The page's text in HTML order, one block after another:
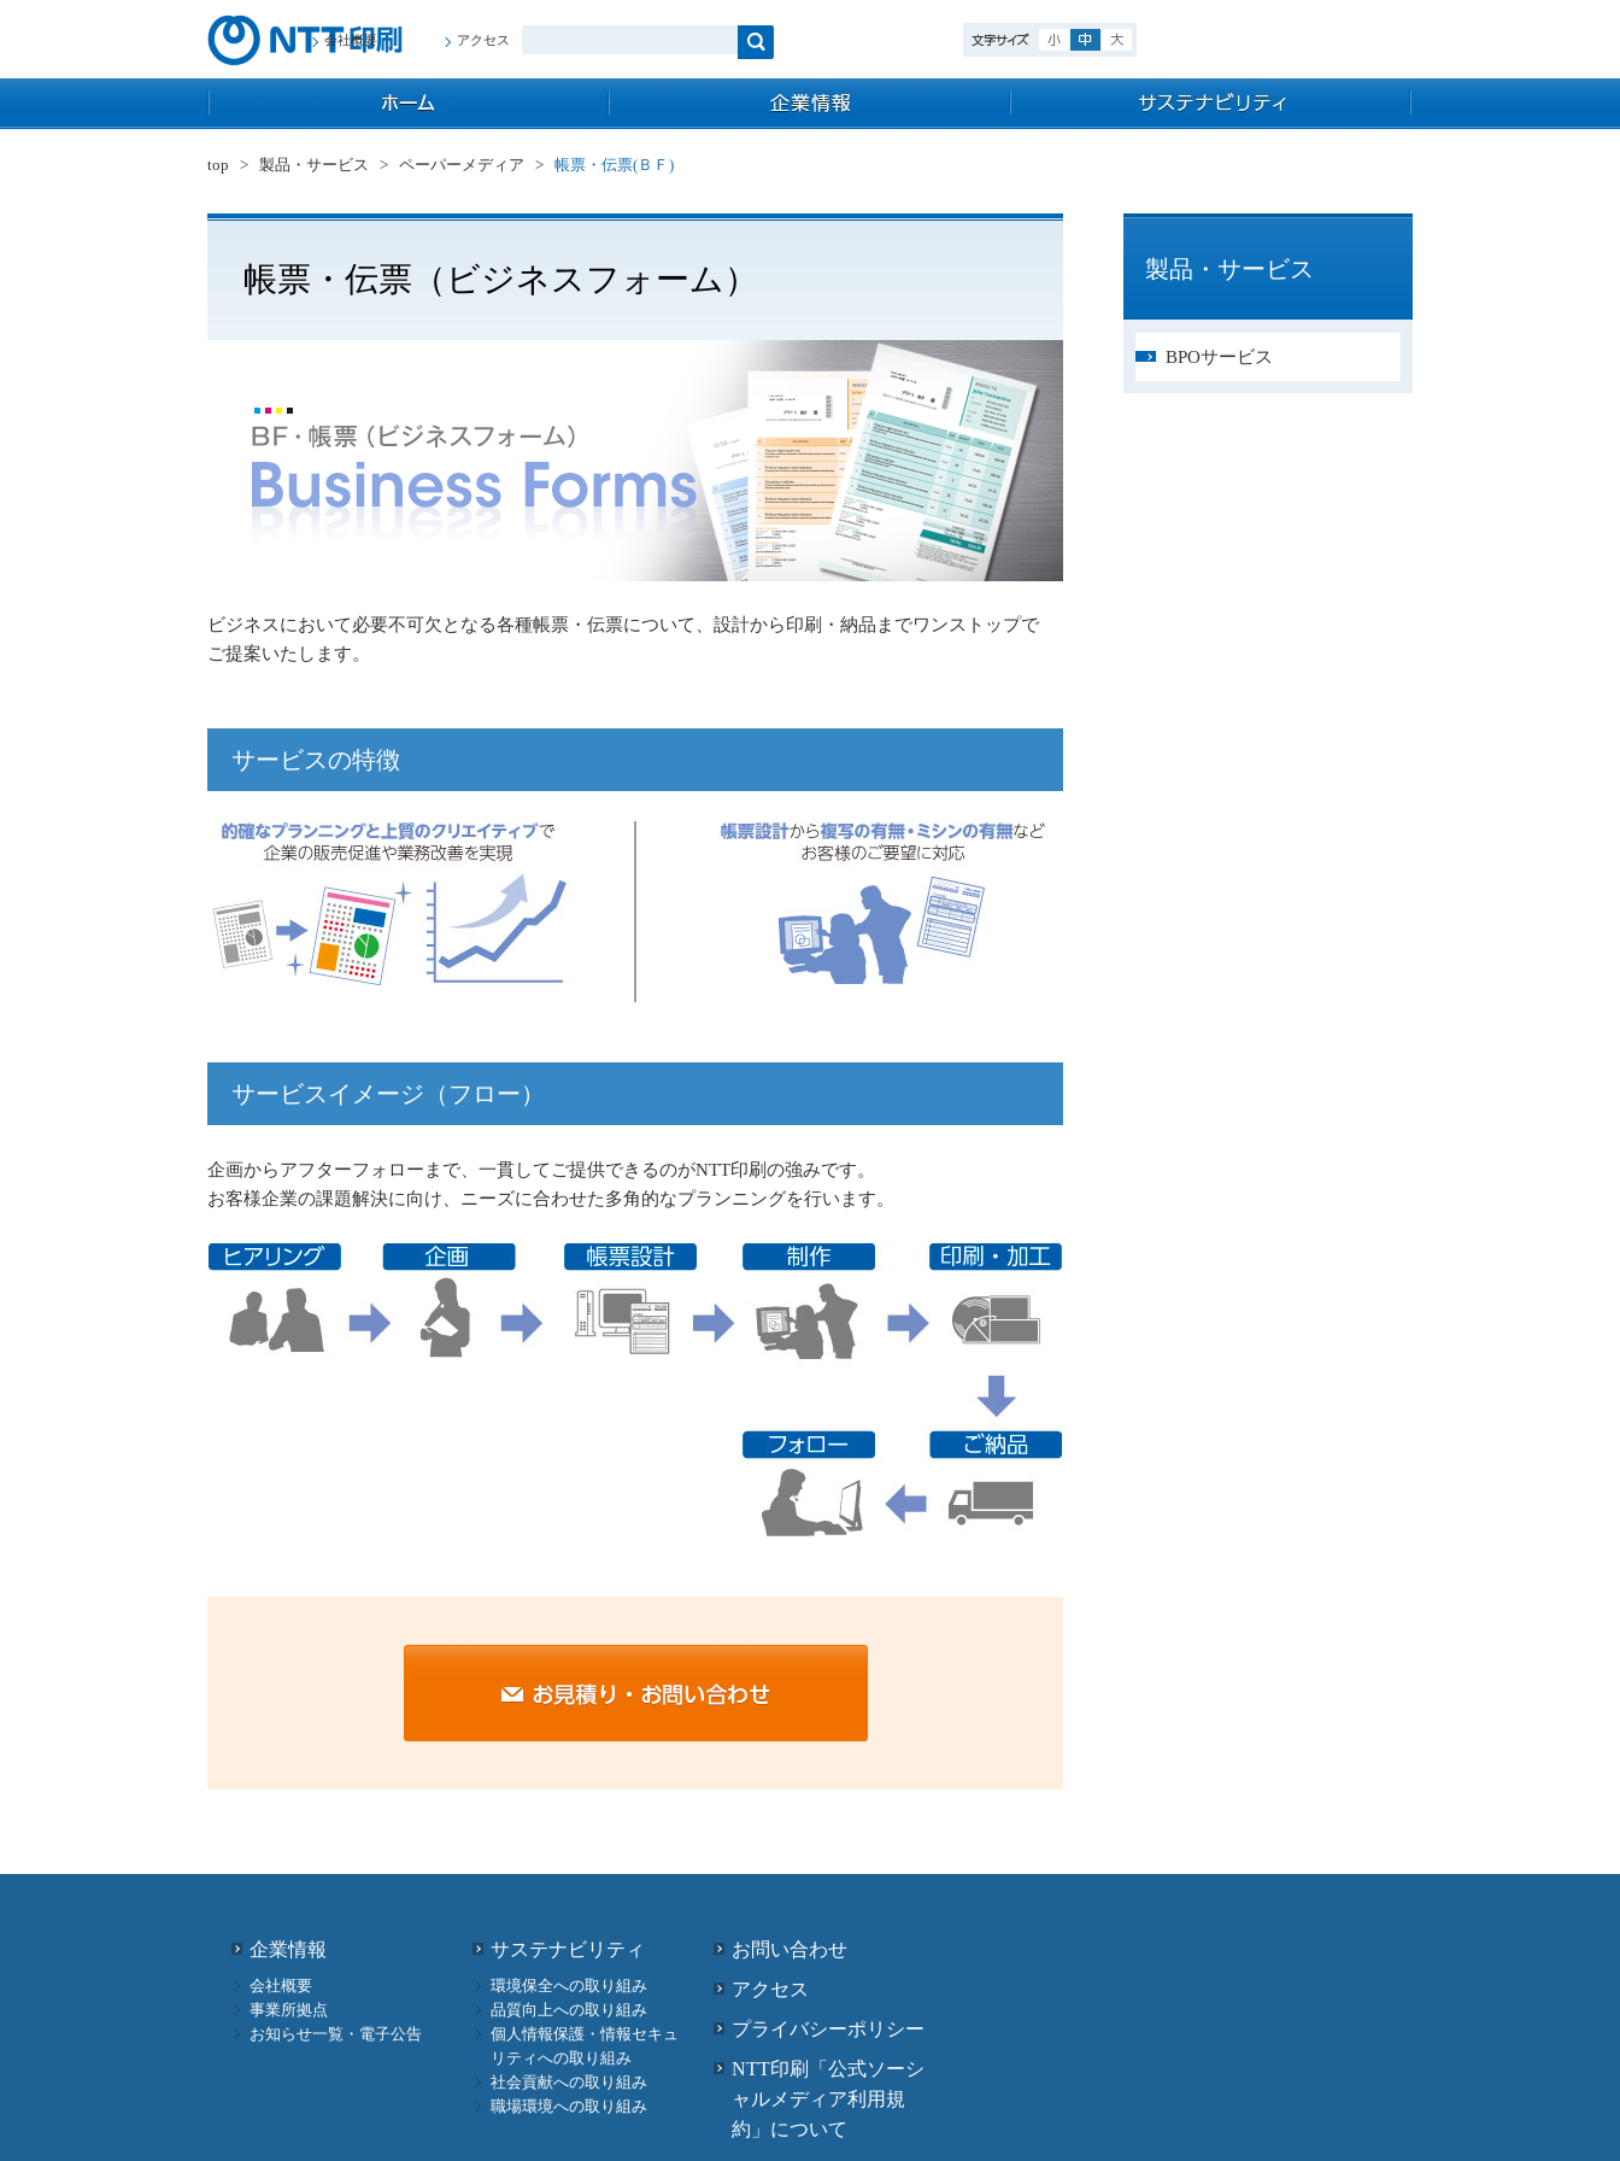
会社概要 アクセス 小 中
top > 製品・サービス > ペーパーメディア > 帳票・伝票(ＢＦ)
帳票・伝票（ビジネスフォーム）
ビジネスにおいて必要不可欠となる各種帳票・伝票について、設計から印刷・納品までワンストップで
ご提案いたします。
サービスの特徴
サービスイメージ（フロー）
企画からアフターフォローまで、一貫してご提供できるのがNTT印刷の強みです。
お客様企業の課題解決に向け、ニーズに合わせた多角的なプランニングを行います。
製品・サービス
BPOサービス
企業情報
会社概要
事業所拠点
お知らせ一覧・電子公告
サステナビリティ
環境保全への取り組み
品質向上への取り組み
個人情報保護・情報セキュ
リティへの取り組み
社会貢献への取り組み
職場環境への取り組み
お問い合わせ
アクセス
プライバシーポリシー
NTT印刷「公式ソーシ
ャルメディア利用規
約」について